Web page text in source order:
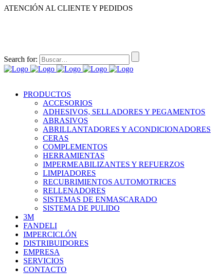
ATENCIÓN AL CLIENTE Y PEDIDOS
Search for:
PRODUCTOS
ACCESORIOS
ADHESIVOS, SELLADORES Y PEGAMENTOS
ABRASIVOS
ABRILLANTADORES Y ACONDICIONADORES
CERAS
COMPLEMENTOS
HERRAMIENTAS
IMPERMEABILIZANTES Y REFUERZOS
LIMPIADORES
RECUBRIMIENTOS AUTOMOTRICES
RELLENADORES
SISTEMAS DE ENMASCARADO
SISTEMA DE PULIDO
3M
FANDELI
IMPERCICLÓN
DISTRIBUIDORES
EMPRESA
SERVICIOS
CONTACTO